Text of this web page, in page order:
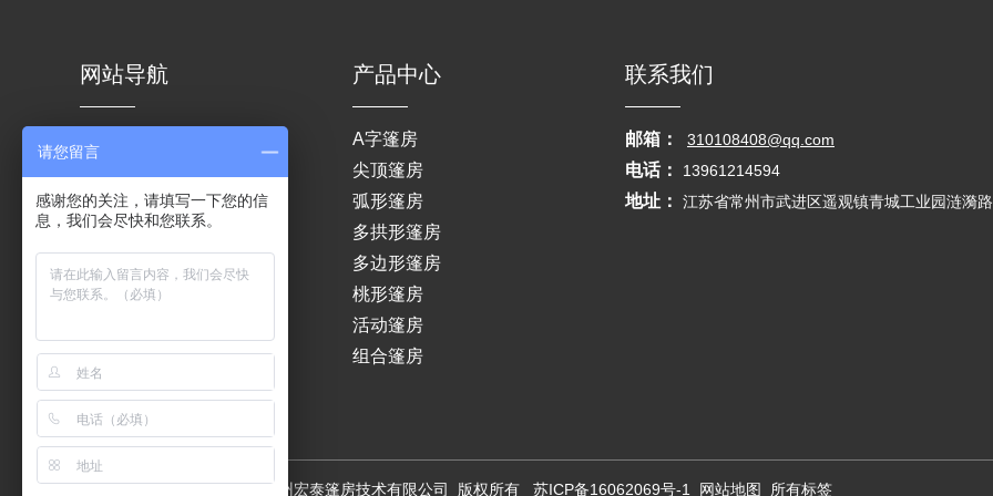
网站导航
网站首页
产品中心
租赁服务
成功案例
新闻中心
产品中心
A字篷房
尖顶篷房
弧形篷房
多拱形篷房
多边形篷房
桃形篷房
活动篷房
组合篷房
联系我们
邮箱： 310108408@qq.com
电话： 13961214594
地址： 江苏省常州市武进区遥观镇青城工业园涟漪
CopyRight © 2024-2026 常州宏泰篷房技术有限公司 版权所有 苏ICP备16062069号-1 网站地图 所有标签
请您留言
感谢您的关注，请填写一下您的信
息，我们会尽快和您联系。